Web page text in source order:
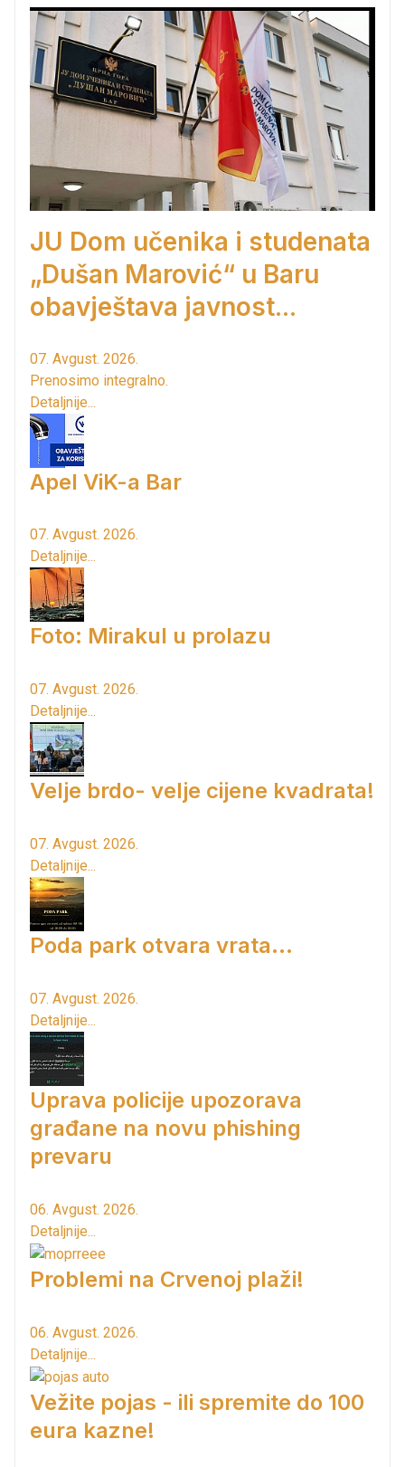
JU Dom učenika i studenata
„Dušan Marović“ u Baru
obavještava javnost...
07. Avgust. 2026.
Prenosimo integralno.
Detaljnije...
Apel ViK-a Bar
07. Avgust. 2026.
Detaljnije...
Foto: Mirakul u prolazu
07. Avgust. 2026.
Detaljnije...
Velje brdo- velje cijene kvadrata!
07. Avgust. 2026.
Detaljnije...
Poda park otvara vrata...
07. Avgust. 2026.
Detaljnije...
Uprava policije upozorava
građane na novu phishing
prevaru
06. Avgust. 2026.
Detaljnije...
Problemi na Crvenoj plaži!
06. Avgust. 2026.
Detaljnije...
Vežite pojas - ili spremite do 100
eura kazne!